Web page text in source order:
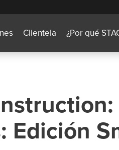
Clientela ¿Por qué
Edición